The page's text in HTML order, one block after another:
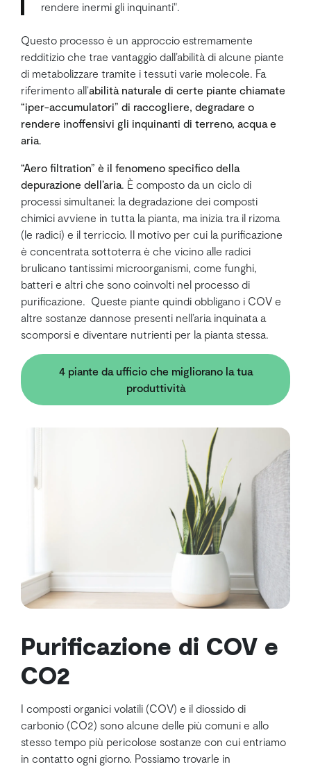
rendere inermi gli inquinanti".
Questo processo è un approccio estremamente
redditizio che trae vantaggio dall’abilità di alcune piante
di metabolizzare tramite i tessuti varie molecole. Fa
riferimento all’abilità naturale di certe piante chiamate
“iper-accumulatori” di raccogliere, degradare o
rendere inoffensivi gli inquinanti di terreno, acqua e
aria
“Aero filtration” è il fenomeno specifico della
depurazione dell’aria . È composto da un ciclo di
processi simultanei: la degradazione dei composti
chimici avviene in tutta la pianta, ma inizia tra il rizoma
(le radici) e il terriccio. Il motivo per cui la purificazione
è concentrata sottoterra è che vicino alle radici
brulicano tantissimi microorganismi, come funghi,
batteri e altri che sono coinvolti nel processo di
purificazione. Queste piante quindi obbligano i COV e
altre sostanze dannose presenti nell’aria inquinata a
scomporsi e diventare nutrienti per la pianta stessa.
4 piante da ufficio che migliorano la tua
produttività
Purificazione di COV e
CO2
I composti organici volatili (COV) e il diossido di
carbonio (CO2) sono alcune delle più comuni e allo
stesso tempo più pericolose sostanze con cui entriamo
in contatto ogni giorno. Possiamo trovarle in